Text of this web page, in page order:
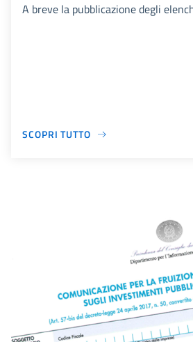
A breve la pubblicazione degli
SCOPRI TUTTO